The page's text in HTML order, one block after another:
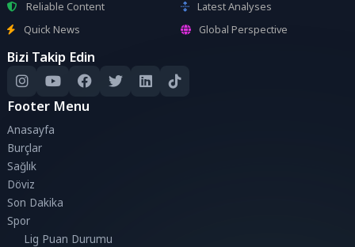
Reliable Content
Latest Analyses
Quick News
Global Perspective
Bizi Takip Edin
Footer Menu
Anasayfa
Burçlar
Sağlık
Döviz
Son Dakika
Spor
Lig Puan Durumu